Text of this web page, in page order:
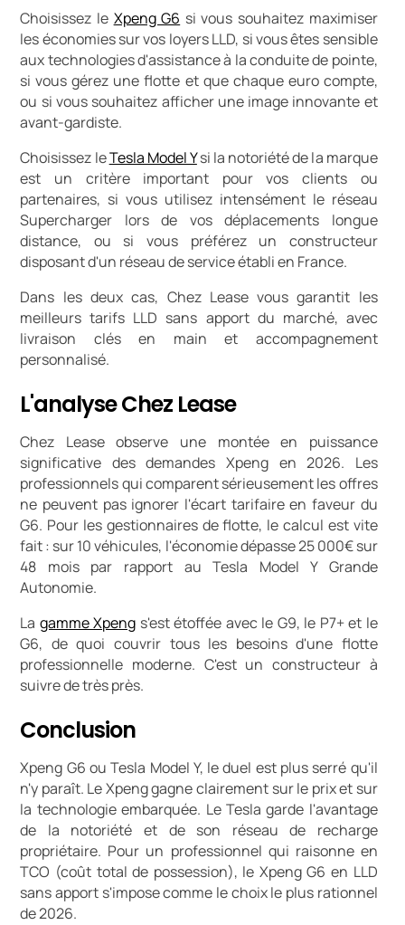
Choisissez le Xpeng G6 si vous souhaitez maximiser
les économies sur vos loyers LLD, si vous êtes sensible
aux technologies d'assistance à la conduite de pointe,
si vous gérez une flotte et que chaque euro compte,
ou si vous souhaitez afficher une image innovante et
avant-gardiste.
Choisissez leTesla Model Ysi la notoriété de la marque
est un critère important pour vos clients ou
partenaires, si vous utilisez intensément le réseau
Supercharger lors de vos déplacements longue
distance, ou si vous préférez un constructeur
disposant d'un réseau de service établi en France.
Dans les deux cas, Chez Lease vous garantit les
meilleurs tarifs LLD sans apport du marché, avec
livraison clés en main et accompagnement
personnalisé.
L'analyse Chez Lease
Chez Lease observe une montée en puissance
significative des demandes Xpeng en 2026. Les
professionnels qui comparent sérieusement les offres
ne peuvent pas ignorer l'écart tarifaire en faveur du
G6. Pour les gestionnaires de flotte, le calcul est vite
fait : sur 10 véhicules, l'économie dépasse 25 000€ sur
48 mois par rapport au Tesla Model Y Grande
Autonomie.
La gamme Xpeng s'est étoffée avec le G9, le P7+ et le
G6, de quoi couvrir tous les besoins d'une flotte
professionnelle moderne. C'est un constructeur à
suivre de très près.
Conclusion
Xpeng G6 ou Tesla Model Y, le duel est plus serré qu'il
n'y paraît. Le Xpeng gagne clairement sur le prix et sur
la technologie embarquée. Le Tesla garde l'avantage
de la notoriété et de son réseau de recharge
propriétaire. Pour un professionnel qui raisonne en
TCO (coût total de possession), le Xpeng G6 en LLD
sans apport s'impose comme le choix le plus rationnel
de 2026.